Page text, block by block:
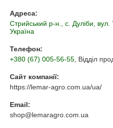
Адреса:
Стрийський р-н., с. Дуліби, вул.
Україна
Телефон:
+380 (67) 005-56-55 , Відділ
Сайт компанії:
https://lemar-agro.com.ua/ua/
Email:
shop@lemaragro.com.ua